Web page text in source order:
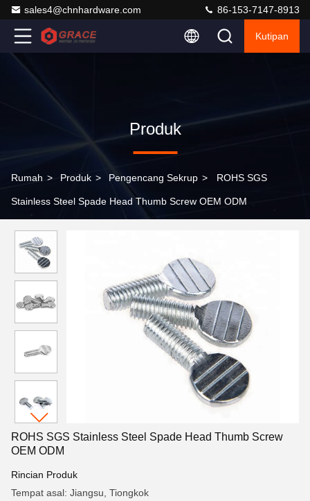
sales4@chnhardware.com 86-153-7147-8913
Kutipan
Produk
Rumah > Produk > Pengencang Sekrup > ROHS SGS
Stainless Steel Spade Head Thumb Screw OEM ODM
ROHS SGS Stainless Steel Spade Head Thumb Screw
OEM ODM
Rincian Produk
Tempat asal: Jiangsu, Tiongkok